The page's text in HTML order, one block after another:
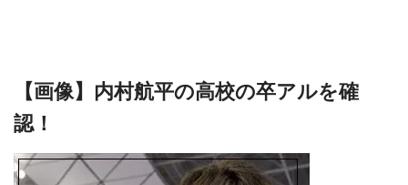
【画像】内村航平の高校の卒アルを確
認！